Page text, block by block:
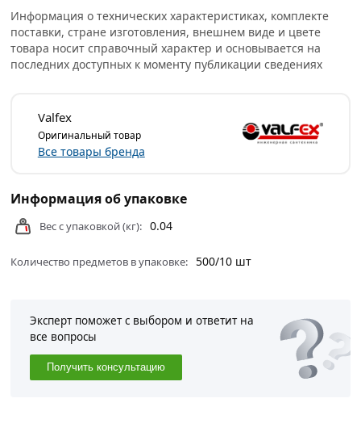
Обеспечивает надежное уплотнение, устойчива к
воздействию воды, перепадам давления и температуры.
Благодаря более мягкой структуре легко наматывается и
сантехнических соединений.
Условия доставки и цены на товар Фум лента для воды
0,3 г/см3, желтая Valfex 10 м из категории
области.
Информация о технических характеристиках, комплекте
поставки, стране изготовления, внешнем виде и цвете
товара носит справочный характер и основывается на
последних доступных к моменту публикации сведениях
Valfex
Оригинальный товар
Все товары бренда
Информация об упаковке
Вес с упаковкой (кг): 0.04
Количество предметов в упаковке: 500/10 шт
Эксперт поможет с выбором и ответит на
все вопросы
Получить консультацию